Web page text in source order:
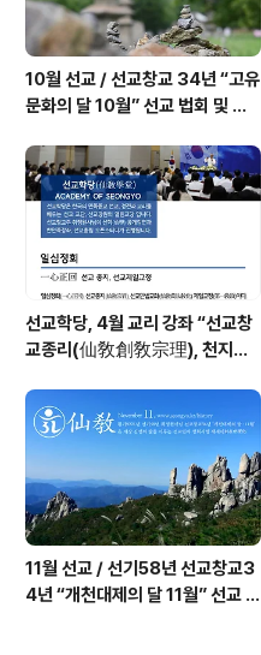
10월 선교 / 선교창교 34년 “고유
문화의 달 10월” 선교 법회 및 수
선교학당, 4월 교리 강좌 “선교창
교종리(仙敎創敎宗理), 천지인
기60년 선교창교36년 열린학당
11월 선교 / 선기58년 선교창교3
4년 “개천대제의 달 11월” 선교 법